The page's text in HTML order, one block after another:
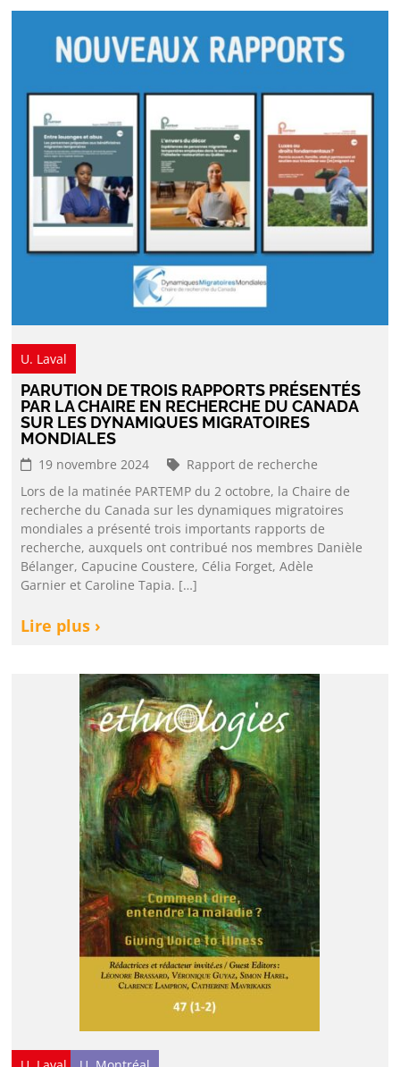
U. Laval
PARUTION DE TROIS RAPPORTS PRÉSENTÉS
PAR LA CHAIRE EN RECHERCHE DU CANADA
SUR LES DYNAMIQUES MIGRATOIRES
MONDIALES
19 novembre 2024
Rapport de recherche
Lors de la matinée PARTEMP du 2 octobre, la Chaire de
recherche du Canada sur les dynamiques migratoires
mondiales a présenté trois importants rapports de
recherche, auxquels ont contribué nos membres Danièle
Bélanger, Capucine Coustere, Célia Forget, Adèle
Garnier et Caroline Tapia. […]
Lire plus ›